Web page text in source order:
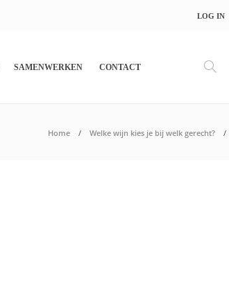
LOG IN
SAMENWERKEN CONTACT
Home Welke wijn kies je bij welk gerecht?